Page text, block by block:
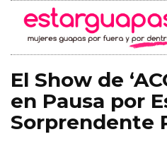
El Show de
en Pausa por
Sorprendente